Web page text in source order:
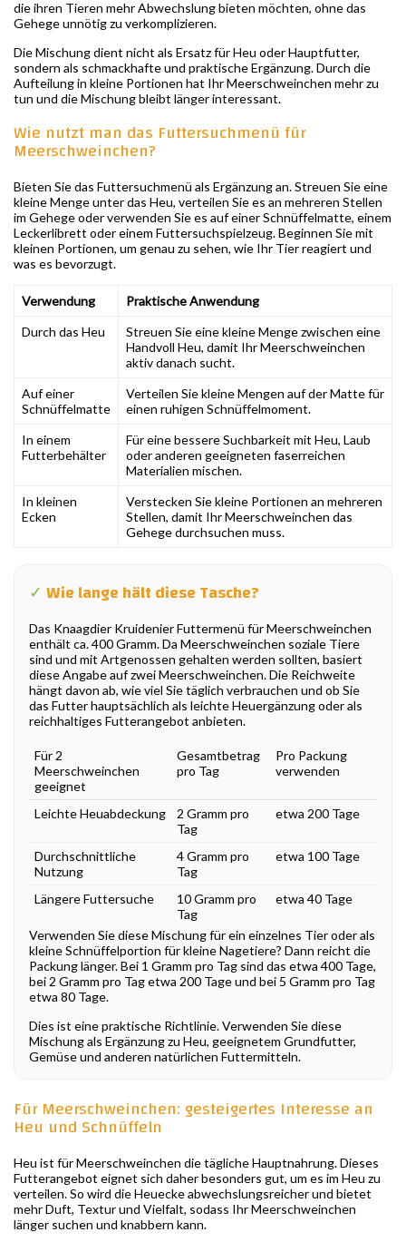
die ihren Tieren mehr Abwechslung bieten möchten, ohne das
Gehege unnötig zu verkomplizieren.
Die Mischung dient nicht als Ersatz für Heu oder Hauptfutter,
sondern als schmackhafte und praktische Ergänzung. Durch die
Aufteilung in kleine Portionen hat Ihr Meerschweinchen mehr zu
tun und die Mischung bleibt länger interessant.
Wie nutzt man das Futtersuchmenü für
Meerschweinchen?
Bieten Sie das Futtersuchmenü als Ergänzung an. Streuen Sie eine
kleine Menge unter das Heu, verteilen Sie es an mehreren Stellen
im Gehege oder verwenden Sie es auf einer Schnüffelmatte, einem
Leckerlibrett oder einem Futtersuchspielzeug. Beginnen Sie mit
kleinen Portionen, um genau zu sehen, wie Ihr Tier reagiert und
was es bevorzugt.
Verwendung
Praktische Anwendung
Durch das Heu
Streuen Sie eine kleine Menge zwischen eine
Handvoll Heu, damit Ihr Meerschweinchen
aktiv danach sucht.
Auf einer
Schnüffelmatte
Verteilen Sie kleine Mengen auf der Matte für
einen ruhigen Schnüffelmoment.
In einem
Futterbehälter
Für eine bessere Suchbarkeit mit Heu, Laub
oder anderen geeigneten faserreichen
Materialien mischen.
In kleinen
Ecken
Verstecken Sie kleine Portionen an mehreren
Stellen, damit Ihr Meerschweinchen das
Gehege durchsuchen muss.
✓ Wie lange hält diese Tasche?
Das Knaagdier Kruidenier Futtermenü für Meerschweinchen
enthält ca. 400 Gramm. Da Meerschweinchen soziale Tiere
sind und mit Artgenossen gehalten werden sollten, basiert
diese Angabe auf zwei Meerschweinchen. Die Reichweite
hängt davon ab, wie viel Sie täglich verbrauchen und ob Sie
das Futter hauptsächlich als leichte Heuergänzung oder als
reichhaltiges Futterangebot anbieten.
Für 2
Meerschweinchen
geeignet
Gesamtbetrag
pro Tag
Pro Packung
verwenden
Leichte Heuabdeckung
2 Gramm pro
Tag
etwa 200 Tage
Durchschnittliche
Nutzung
4 Gramm pro
Tag
etwa 100 Tage
Längere Futtersuche
10 Gramm pro
Tag
etwa 40 Tage
Verwenden Sie diese Mischung für ein einzelnes Tier oder als
kleine Schnüffelportion für kleine Nagetiere? Dann reicht die
Packung länger. Bei 1 Gramm pro Tag sind das etwa 400 Tage,
bei 2 Gramm pro Tag etwa 200 Tage und bei 5 Gramm pro Tag
etwa 80 Tage.
Dies ist eine praktische Richtlinie. Verwenden Sie diese
Mischung als Ergänzung zu Heu, geeignetem Grundfutter,
Gemüse und anderen natürlichen Futtermitteln.
Für Meerschweinchen: gesteigertes Interesse an
Heu und Schnüffeln
Heu ist für Meerschweinchen die tägliche Hauptnahrung. Dieses
Futterangebot eignet sich daher besonders gut, um es im Heu zu
verteilen. So wird die Heuecke abwechslungsreicher und bietet
mehr Duft, Textur und Vielfalt, sodass Ihr Meerschweinchen
länger suchen und knabbern kann.